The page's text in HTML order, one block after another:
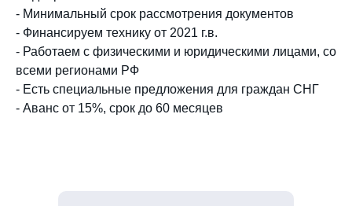
- Минимальный срок рассмотрения документов
- Финансируем технику от 2021 г.в.
- Работаем с физическими и юридическими лицами, со
всеми регионами РФ
- Есть специальные предложения для граждан СНГ
- Аванс от 15%, срок до 60 месяцев